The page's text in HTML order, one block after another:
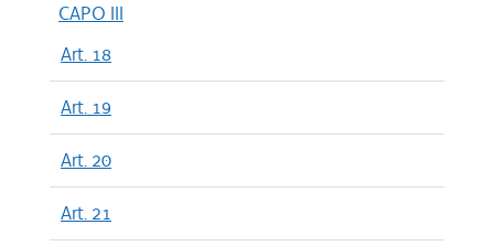
CAPO III
Art. 18
Art. 19
Art. 20
Art. 21